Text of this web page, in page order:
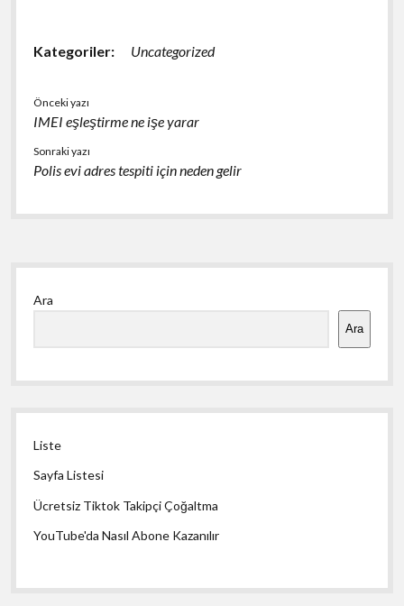
Kategoriler: Uncategorized
Önceki yazı
IMEI eşleştirme ne işe yarar
Sonraki yazı
Polis evi adres tespiti için neden gelir
Yan
Menü
Ara
Ara
Liste
Sayfa Listesi
Ücretsiz Tiktok Takipçi Çoğaltma
YouTube'da Nasıl Abone Kazanılır